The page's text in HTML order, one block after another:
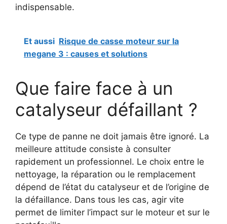
indispensable.
Et aussi Risque de casse moteur sur la
megane 3 : causes et solutions
Que faire face à un
catalyseur défaillant ?
Ce type de panne ne doit jamais être ignoré. La
meilleure attitude consiste à consulter
rapidement un professionnel. Le choix entre le
nettoyage, la réparation ou le remplacement
dépend de l’état du catalyseur et de l’origine de
la défaillance. Dans tous les cas, agir vite
permet de limiter l’impact sur le moteur et sur le